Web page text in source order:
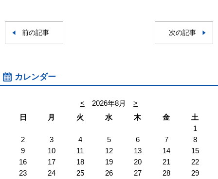
前の記事 次の記事
カレンダー
< 2026年8月
>
日
月 火 水 木 金
土
1
2
3 4 5 6 7
8
9
10 11 12 13 14
15
16
17 18 19 20 21
22
23
24 25 26 27 28
29